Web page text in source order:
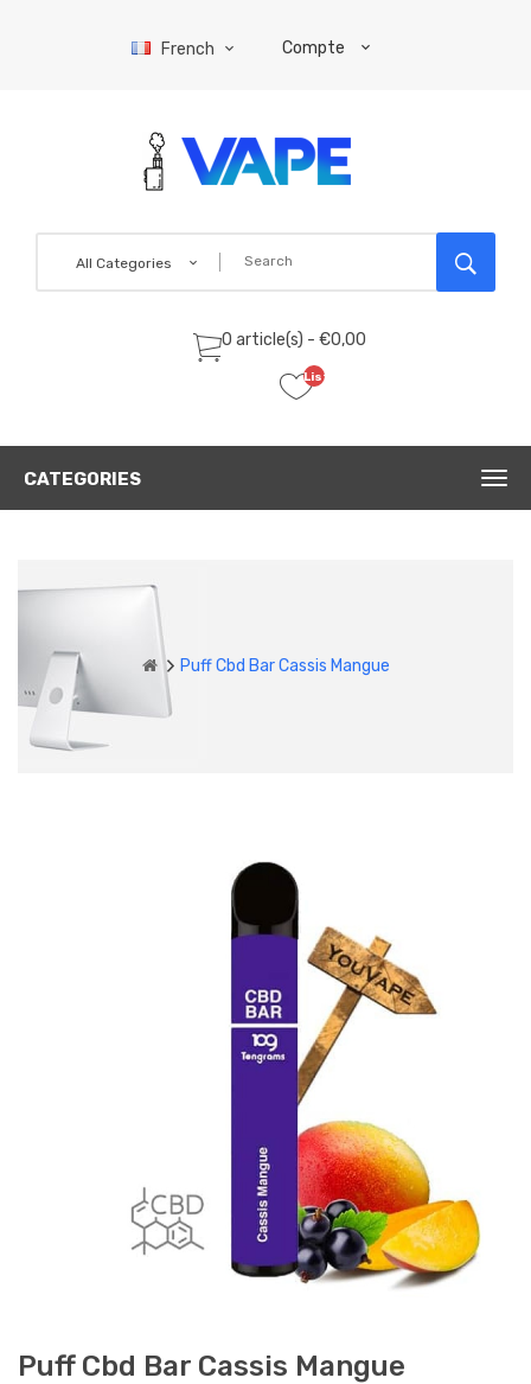
French Compte
All Categories
0 article(s) - €0,00
Liste
(0)
CATEGORIES
Puff Cbd Bar Cassis Mangue
Puff Cbd Bar Cassis Mangue